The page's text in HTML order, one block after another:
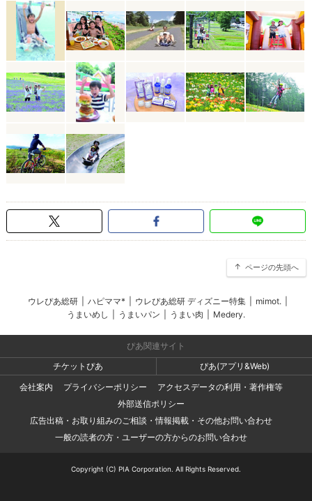
ページの先頭へ
ウレぴあ総研 ハピママ* ウレぴあ総研 ディズニー特集 mimot.
うまいめし
うまいパン うまい肉 Medery.
ぴあ関連サイト
チケットぴあ
ぴあ(アプリ&Web)
会社案内
プライバシーポリシー
アクセスデータの利用・著作権等
外部送信ポリシー
広告出稿・お取り組みのご相談・情報掲載・その他お問い合わせ
一般の読者の方・ユーザーの方からのお問い合わせ
Copyright (C) PIA Corporation. All Rights Reserved.